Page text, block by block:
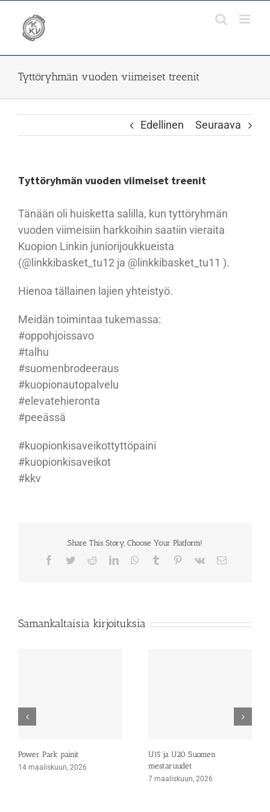
content
Tyttöryhmän vuoden viimeiset treenit
Edellinen Seuraava
Tyttöryhmän vuoden viimeiset treenit
Tänään oli huisketta salilla, kun tyttöryhmän
vuoden viimeisiin harkkoihin saatiin vieraita
Kuopion Linkin juniorijoukkueista
(@linkkibasket_tu12 ja @linkkibasket_tu11 ).
Hienoa tällainen lajien yhteistyö.
Meidän toimintaa tukemassa:
#oppohjoissavo
#talhu
#suomenbrodeeraus
#kuopionautopalvelu
#elevatehieronta
#peeässä
#kuopionkisaveikottyttöpaini
#kuopionkisaveikot
#kkv
Share This Story, Choose Your Platform!
Facebook
TwitterRedditLinkedInWhatsApp
Tumblr Pinterest
Vk Sähköposti
Samankaltaisia kirjoituksia
Power Park painit
14 maaliskuun, 2026
U15 ja U20 Suomen
mestaruudet
7 maaliskuun, 2026